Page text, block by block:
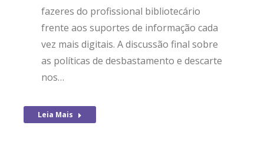
fazeres do profissional bibliotecário
frente aos suportes de informação cada
vez mais digitais. A discussão final sobre
as políticas de desbastamento e descarte
nos…
Leia Mais